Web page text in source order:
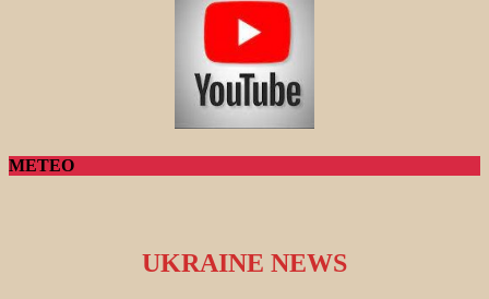
METEO
UKRAINE NEWS